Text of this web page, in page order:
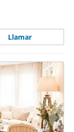
Llamar